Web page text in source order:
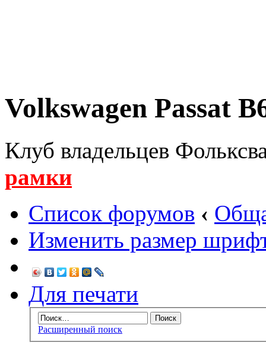
Volkswagen Passat
Клуб владельцев
рамки
Список форумов ‹
Изменить размер
Для печати
Расширенный поиск